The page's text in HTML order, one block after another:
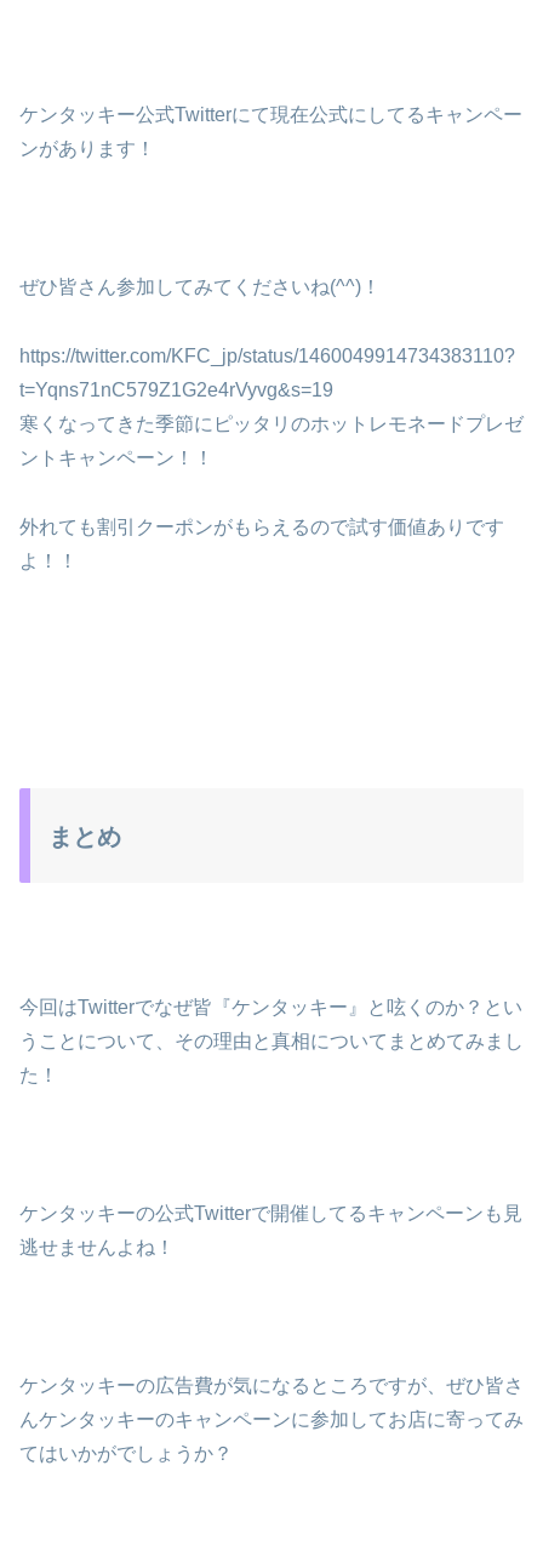
ケンタッキー公式Twitterにて現在公式にしてるキャンペー
ンがあります！
ぜひ皆さん参加してみてくださいね(^^)！
https://twitter.com/KFC_jp/status/1460049914734383110?
t=Yqns71nC579Z1G2e4rVyvg&s=19
寒くなってきた季節にピッタリのホットレモネードプレゼ
ントキャンペーン！！
外れても割引クーポンがもらえるので試す価値ありです
よ！！
まとめ
今回はTwitterでなぜ皆『ケンタッキー』と呟くのか？とい
うことについて、その理由と真相についてまとめてみまし
た！
ケンタッキーの公式Twitterで開催してるキャンペーンも見
逃せませんよね！
ケンタッキーの広告費が気になるところですが、ぜひ皆さ
んケンタッキーのキャンペーンに参加してお店に寄ってみ
てはいかがでしょうか？